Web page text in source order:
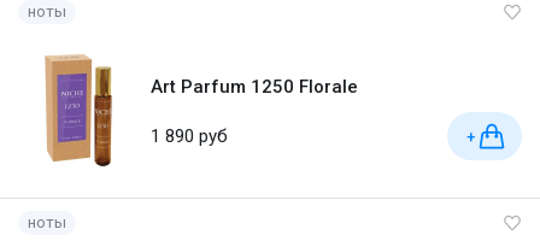
ноты
Art Parfum 1250 Florale
1 890 руб +
ноты